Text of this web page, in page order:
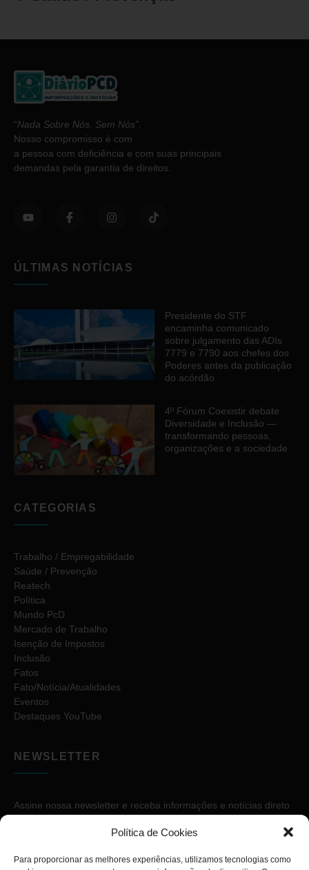
Política de Cookies
Para proporcionar as melhores experiências, utilizamos tecnologias como
“Nada Sobre Nós. Sem Nós”
Nosso compromisso é com
a pessoa com deficiência e com suas principais
demandas pela garantia de direitos.
ÚLTIMAS NOTÍCIAS
Presidente do STF
encaminha comunicado
sobre julgamento das ADIs
7779 e 7790 aos chefes dos
Poderes antes da publicação
do acórdão
4º Fórum Coexistir debate
Diversidade e Inclusão —
transformando pessoas,
organizações e a sociedade
CATEGORIAS
Trabalho / Empregabilidade
Saúde / Prevenção
Reatech
Política
Mundo PcD
Mercado de Trabalho
Isenção de Impostos
Inclusão
Fatos
Fato/Notícia/Atualidades
Eventos
Destaques YouTube
NEWSLETTER
Assine nossa newsletter e receba informações e notícias direto